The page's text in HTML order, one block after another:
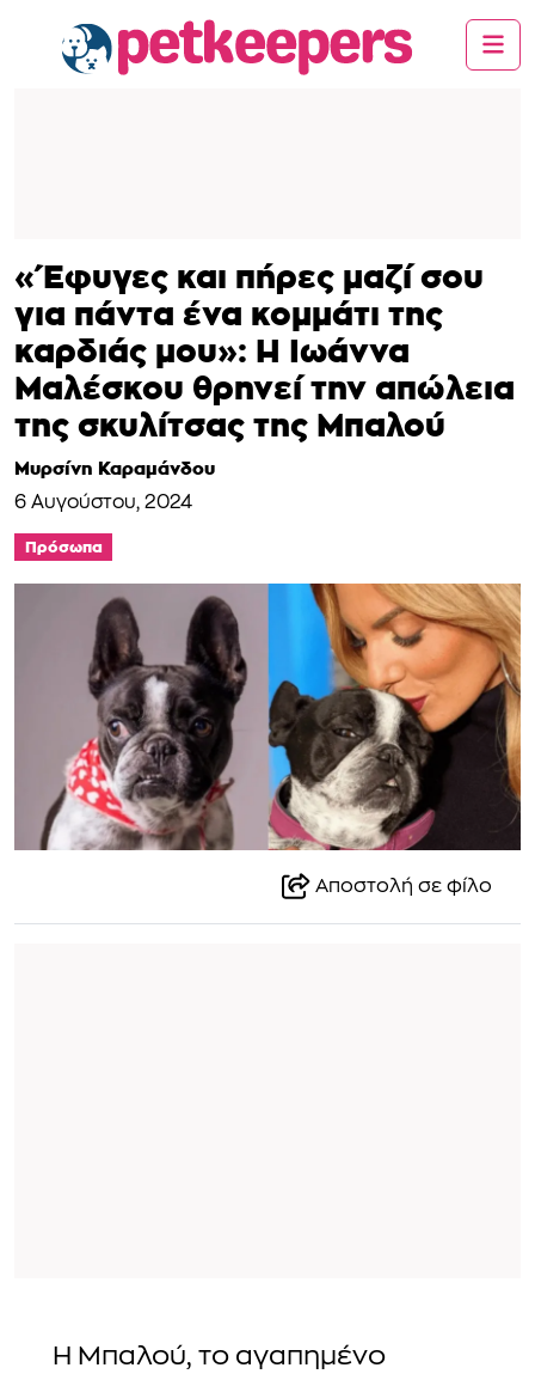
«Έφυγες και πήρες μαζί σου
για πάντα ένα κομμάτι της
καρδιάς μου»: Η Ιωάννα
Μαλέσκου θρηνεί την απώλεια
της σκυλίτσας της Μπαλού
Μυρσίνη Καραμάνδου
6 Αυγούστου, 2024
Πρόσωπα
Αποστολή σε φίλο
Η Μπαλού, το αγαπημένο